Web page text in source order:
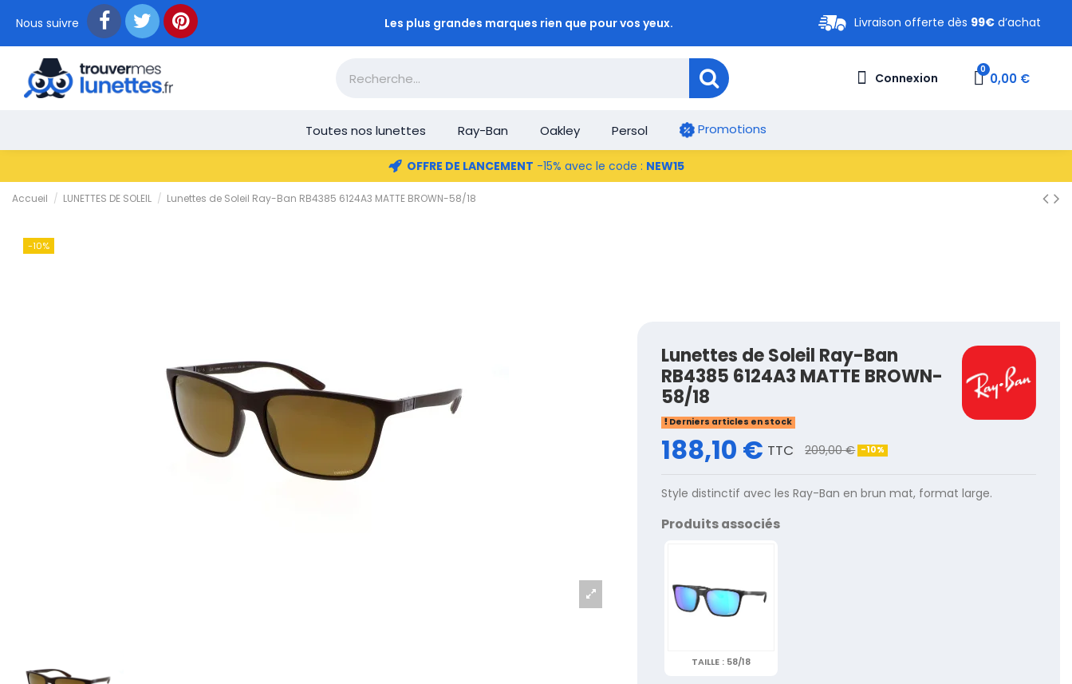
Nous suivre Les plus grandes marques rien que pour vos yeux. Livraison offerte dès 99€ d’achat
Connexion 0,00 €
Toutes nos lunettes Ray-Ban Oakley Persol Promotions
OFFRE DE LANCEMENT -15% avec le code : NEW15
Accueil LUNETTES DE SOLEIL Lunettes de Soleil Ray-Ban RB4385 6124A3 MATTE BROWN-58/18
-10%
Lunettes de Soleil Ray-Ban
RB4385 6124A3 MATTE BROWN-
58/18
Derniers articles en stock
188,10 € TTC 209,00 € -10%
Style distinctif avec les Ray-Ban en brun mat, format large.
Produits associés
TAILLE : 58/18